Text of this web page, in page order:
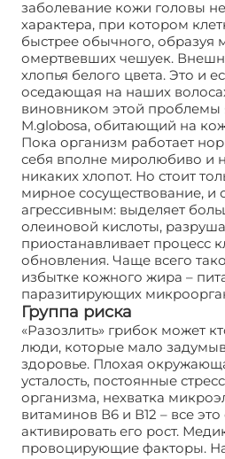
заболевание кожи головы
характера, при котором
быстрее обычного, образуя
омертвевших чешуек.
хлопья белого цвета. Это и
оседающая на наших
виновником этой проблемы
M.globosa, обитающий на
Пока организм работает
себя вполне миролюбиво и
никаких хлопот. Но стоит
мирное сосуществование, и
агрессивным: выделяет
олеиновой кислоты,
приостанавливает процесс
обновления. Чаще всего
избытке кожного жира –
паразитирующих
Группа риска
«Разозлить» грибок может
люди, которые мало
здоровье. Плохая
усталость, постоянные
организма, нехватка
витаминов В6 и В12 – все
активировать его рост.
провоцирующие факторы.